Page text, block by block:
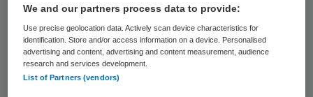
Stichting die hulp- en dienstverlening biedt
aan mensen met een verstandelijke
beperking op het gebied van wonen, werken
en welzijn in de regio’s Noord-Limburg,
We and our partners process data to provide:
Use precise geolocation data. Actively scan device characteristics for
identification. Store and/or access information on a device. Personalised
advertising and content, advertising and content measurement, audience
research and services development.
List of Partners (vendors)